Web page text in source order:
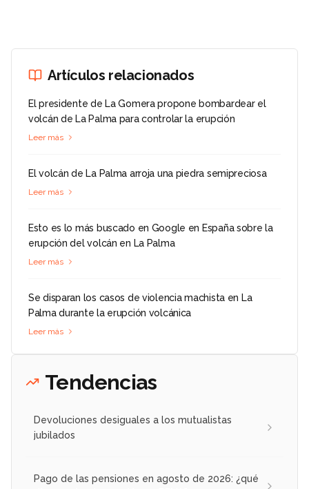
Artículos relacionados
El presidente de La Gomera propone bombardear el
volcán de La Palma para controlar la erupción
Leer más
El volcán de La Palma arroja una piedra semipreciosa
Leer más
Esto es lo más buscado en Google en España sobre la
erupción del volcán en La Palma
Leer más
Se disparan los casos de violencia machista en La
Palma durante la erupción volcánica
Leer más
Tendencias
Devoluciones desiguales a los mutualistas
jubilados
Pago de las pensiones en agosto de 2026: ¿qué